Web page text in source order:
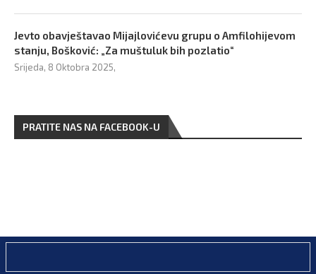
Jevto obavještavao Mijajlovićevu grupu o Amfilohijevom
stanju, Bošković: „Za muštuluk bih pozlatio“
Srijeda, 8 Oktobra 2025,
PRATITE NAS NA FACEBOOK-U